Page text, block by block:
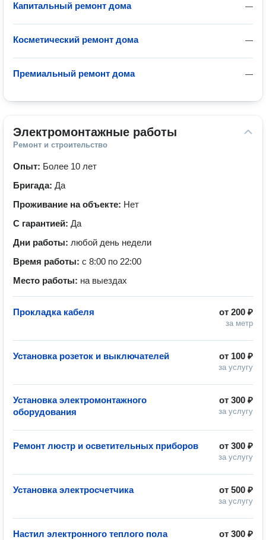
—
Капитальный ремонт дома
—
Косметический ремонт дома
—
Премиальный ремонт дома
Электромонтажные работы
Ремонт и строительство
Опыт: Более 10 лет
Бригада: Да
Проживание на объекте: Нет
С гарантией: Да
Дни работы: любой день недели
Время работы: с 8:00 по 22:00
Место работы: на выездах
от 200 ₽
за метр
Прокладка кабеля
от 100 ₽
за услугу
Установка розеток и выключателей
от 300 ₽
за услугу
Установка электромонтажного
оборудования
от 300 ₽
за услугу
Ремонт люстр и осветительных приборов
от 500 ₽
за услугу
Установка электросчетчика
от 300 ₽
Настил электронного теплого пола